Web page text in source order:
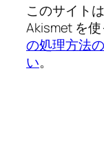
このサイト
Akismet を使
の処理方法
い。